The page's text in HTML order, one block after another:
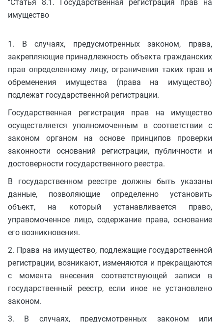
"Статья 8.1. Государственная регистрация прав на
имущество
1. В случаях, предусмотренных законом, права,
закрепляющие принадлежность объекта гражданских
прав определенному лицу, ограничения таких прав и
обременения имущества (права на имущество)
подлежат государственной регистрации.
Государственная регистрация прав на имущество
осуществляется уполномоченным в соответствии с
законом органом на основе принципов проверки
законности оснований регистрации, публичности и
достоверности государственного реестра.
В государственном реестре должны быть указаны
данные, позволяющие определенно установить
объект, на который устанавливается право,
управомоченное лицо, содержание права, основание
его возникновения.
2. Права на имущество, подлежащие государственной
регистрации, возникают, изменяются и прекращаются
с момента внесения соответствующей записи в
государственный реестр, если иное не установлено
законом.
3. В случаях, предусмотренных законом или